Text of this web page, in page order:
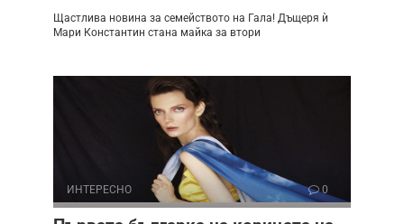
Щастлива новина за семейството на Гала! Дъщеря ѝ
Мари Константин стана майка за втори
ИНТЕРЕСНО 0